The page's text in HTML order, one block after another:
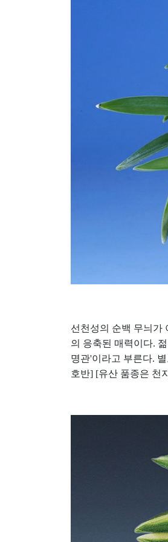
선천성의 순백 무늬가
의 응축된 매력이다.
명관'이라고 부른다.
호반] [유산 품종은 천